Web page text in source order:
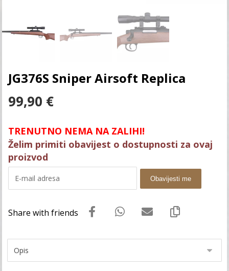
JG376S Sniper Airsoft Replica
99,90 €
TRENUTNO NEMA NA ZALIHI!
Želim primiti obavijest o dostupnosti za ovaj
proizvod
Obavijesti me